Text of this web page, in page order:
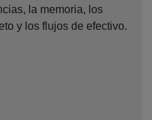
la memoria, los
y los flujos de efectivo.